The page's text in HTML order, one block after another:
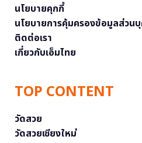
นโยบายคุกกี้
นโยบายการคุ้มครองข้อมูลส่วน
ติดต่อเรา
เกี่ยวกับเอ็มไทย
TOP CONTENT
วัดสวย
วัดสวยเชียงใหม่